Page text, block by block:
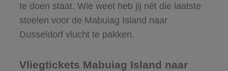
te doen staat. Wie weet heb jij nét die laatste
stoelen voor de Mabuiag Island naar
Dusseldorf vlucht te pakken.
Vliegtickets Mabuiag Island naar